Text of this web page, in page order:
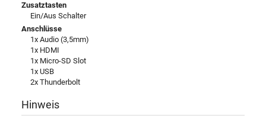
Zusatztasten
Ein/Aus Schalter
Anschlüsse
1x Audio (3,5mm)
1x HDMI
1x Micro-SD Slot
1x USB
2x Thunderbolt
Hinweis